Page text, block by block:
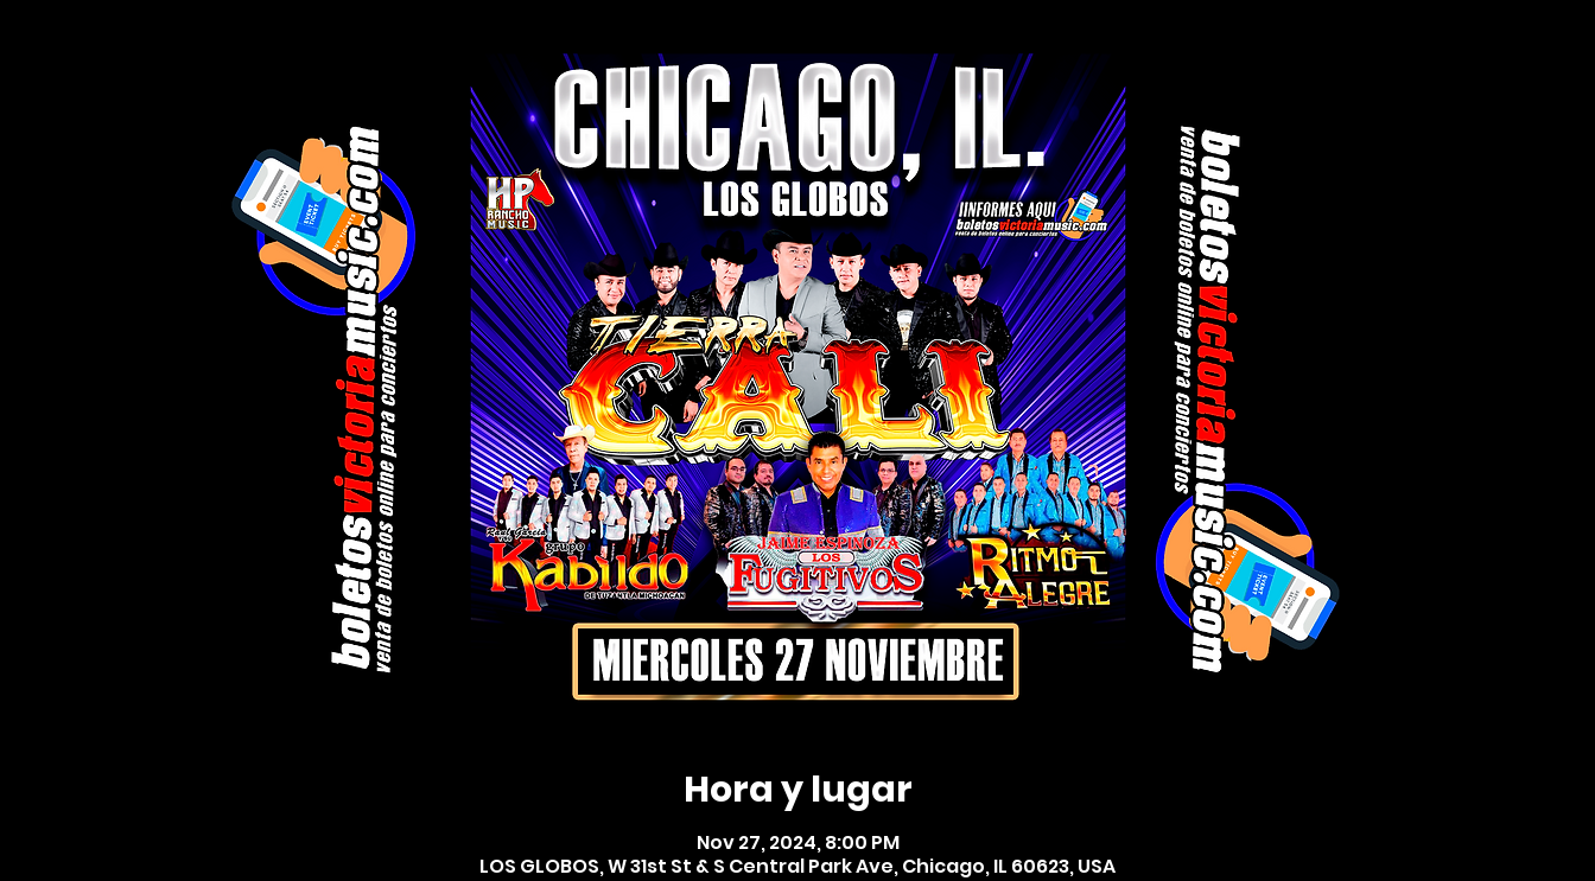
Hora y lugar
Nov 27, 2024, 8:00 PM
LOS GLOBOS, W 31st St & S Central Park Ave, Chicago, IL 60623, USA